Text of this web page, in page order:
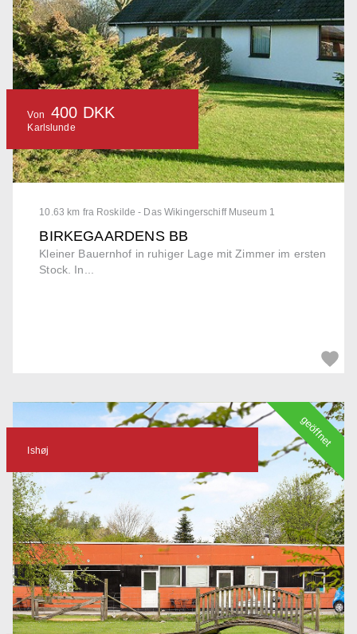
10.63 km fra Roskilde - Das Wikingerschiff Museum 1
BIRKEGAARDENS BB
Kleiner Bauernhof in ruhiger Lage mit Zimmer im ersten
Stock. In...
Von 400 DKK
Karlslunde
Ishøj
geöffnet